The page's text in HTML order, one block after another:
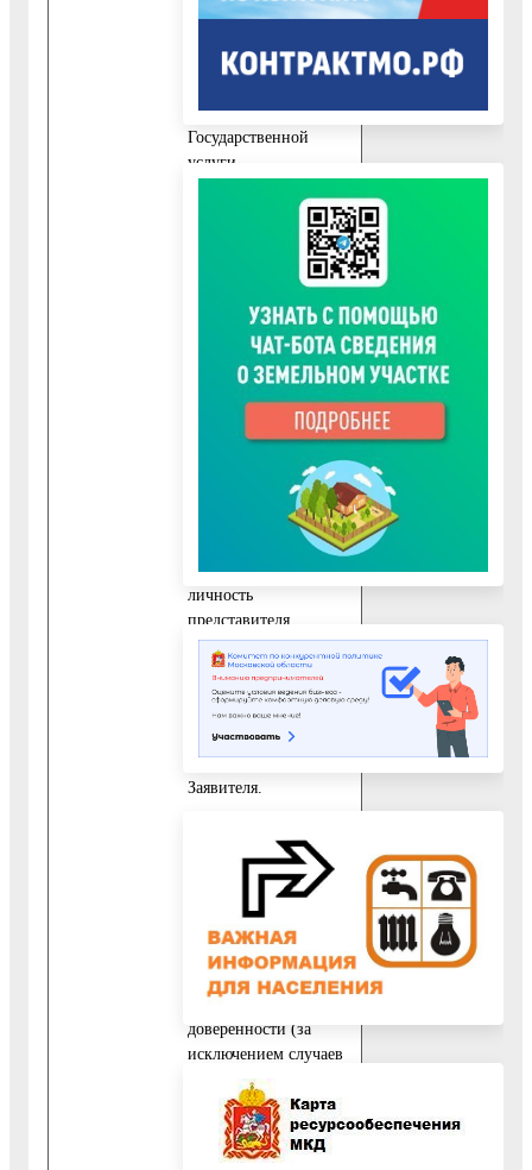
Заявителя,
подачу документов и
предоставления
Государственной
услуги,
указанному в пункте
10.1.1 настоящего
Административного
регламента,
представляются
следующие
обязательные
документы:
10.3.2. Документ,
удостоверяющий
личность
представителя
Заявителя.
10.3.3. Документ,
подтверждающий
полномочия
представителя
Заявителя.
Заявителем является
физическое лицо,
представитель
Заявителя действует
на основании
нотариально
заверенной
доверенности (за
исключением случаев
обращения за
предоставлением
Государственной
услуги законного